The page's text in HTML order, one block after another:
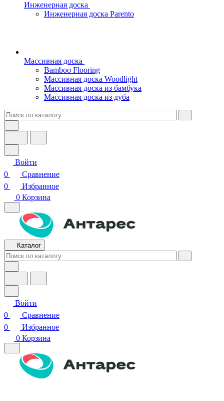
Инженерная доска
Инженерная доска Parento
Массивная доска
Bamboo Flooring
Массивная доска Woodlight
Массивная доска из бамбука
Массивная доска из дуба
Войти
0
Сравнение
0
Избранное
0 Корзина
Каталог
Войти
0
Сравнение
0
Избранное
0 Корзина